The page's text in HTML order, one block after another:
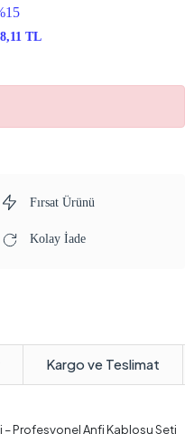
TL
Fırsat Ürünü
Kolay İade
Kargo ve Teslimat
Profesyonel Anfi Kablosu Seti